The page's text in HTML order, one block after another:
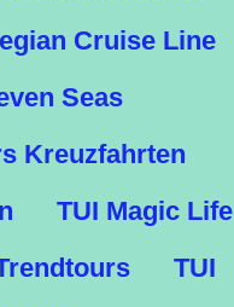
Cruise Line
Seas
Kreuzfahrten
TUI Magic Life
TUI